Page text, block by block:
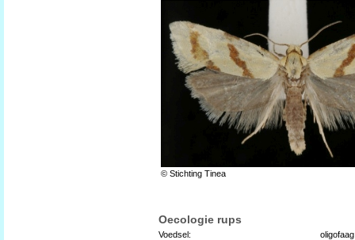
© Stichting Tinea
Oecologie rups
Voedsel: